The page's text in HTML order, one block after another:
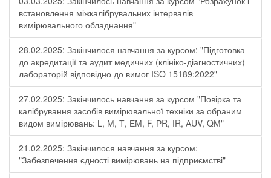
встановлення міжкалібрувальних інтервалів
вимірювального обладнання"
28.02.2025: Закінчилося навчання за курсом: "Підготовка
до акредитації та аудит медичних (клініко-діагностичних)
лабораторій відповідно до вимог ISO 15189:2022"
27.02.2025: Закінчилось навчання за курсом "Повірка та
калібрування засобів вимірювальної техніки за обраним
видом вимірювань: L, М, Т, ЕМ, F, РR, ІR, АUV, QМ"
21.02.2025: Закінчилося навчання за курсом:
"Забезпечення єдності вимірювань на підприємстві"